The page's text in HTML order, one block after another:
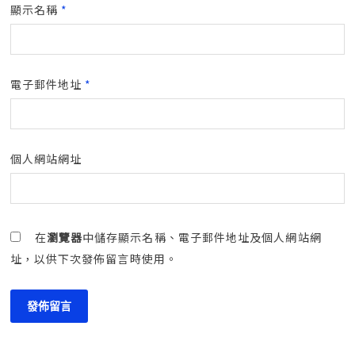
顯示名稱 *
電子郵件地址 *
個人網站網址
在瀏覽器中儲存顯示名稱、電子郵件地址及個人網站網
址，以供下次發佈留言時使用。